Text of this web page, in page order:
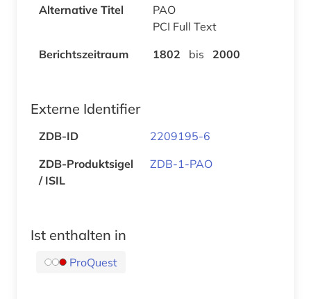
Alternative Titel
PAO
PCI Full Text
Berichtszeitraum
1802 bis 2000
Externe Identifier
ZDB-ID
2209195-6
ZDB-Produktsigel
/ ISIL
ZDB-1-PAO
Ist enthalten in
ProQuest